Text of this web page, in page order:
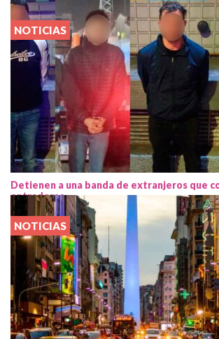
NOTICIAS
Detienen a una banda de extranjeros que
entraderas
NOTICIAS